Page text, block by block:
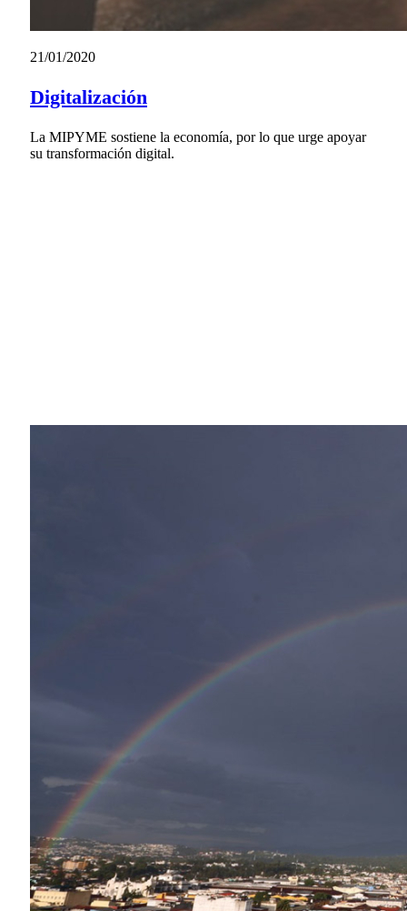
21/01/2020
Digitalización
La MIPYME sostiene la economía, por lo que urge apoyar
su transformación digital.